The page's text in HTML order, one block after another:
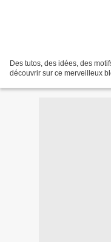
Des tutos, des idées, des
découvrir sur ce merveilleux